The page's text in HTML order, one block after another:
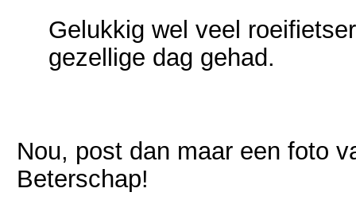
Gelukkig wel veel
gezellige dag gehad.
Nou, post dan maar een foto
Beterschap!